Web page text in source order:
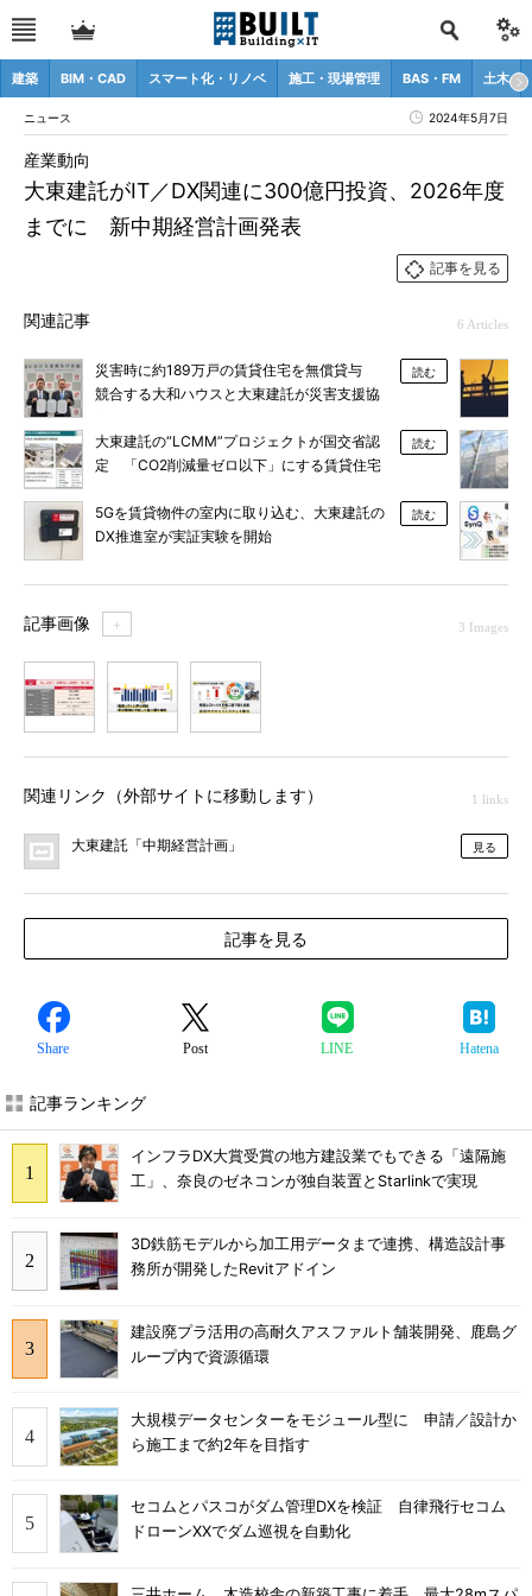
建築 BIM・CAD スマート化・リノベ 施工・現場管理 BAS・FM 土木
ニュース 2024年5月7日
大東建託がIT／DX関連に300億円投資、2026年度
までに 新中期経営計画発表
産業動向
記事を見る
関連記事 6 Articles
災害時に約189万戸の賃貸住宅を無償貸与
競合する大和ハウスと大東建託が災害支援協
読む
大東建託の“LCMM”プロジェクトが国交省認
定 「CO2削減量ゼロ以下」にする賃貸住宅
読む
5Gを賃貸物件の室内に取り込む、大東建託の
DX推進室が実証実験を開始
読む
記事画像 ＋ 3 Images
関連リンク（外部サイトに移動します） 1 links
大東建託「中期経営計画」 見る
記事を見る
Share Post LINE Hatena
記事ランキング
インフラDX大賞受賞の地方建設業でもできる「遠隔施
工」、奈良のゼネコンが独自装置とStarlinkで実現
3D鉄筋モデルから加工用データまで連携、構造設計事
務所が開発したRevitアドイン
建設廃プラ活用の高耐久アスファルト舗装開発、鹿島グ
ループ内で資源循環
大規模データセンターをモジュール型に 申請／設計か
ら施工まで約2年を目指す
セコムとパスコがダム管理DXを検証 自律飛行セコム
ドローンXXでダム巡視を自動化